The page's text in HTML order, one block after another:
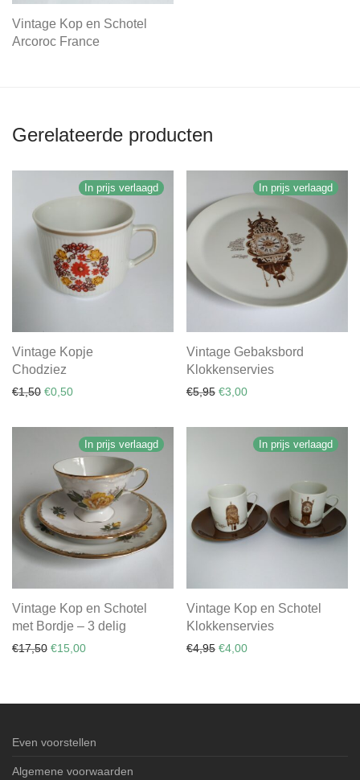
Vintage Kop en Schotel
Arcoroc France
Gerelateerde producten
In prijs verlaagd
Vintage Kopje
Chodziez
€1,50 Oorspronkelijke prijs was: €1,50.
€0,50Huidige prijs is: €0,50.
In prijs verlaagd
Vintage Gebaksbord
Klokkenservies
€5,95 Oorspronkelijke prijs was:
€3,00Huidige prijs is: €3,00.
In prijs verlaagd
Vintage Kop en Schotel
met Bordje – 3 delig
€17,50 Oorspronkelijke prijs was: €17,50.
€15,00Huidige prijs is: €15,00.
In prijs verlaagd
Vintage Kop en Schotel
Klokkenservies
€4,95 Oorspronkelijke prijs was:
€4,00Huidige prijs is: €4,00.
Even voorstellen
Algemene voorwaarden